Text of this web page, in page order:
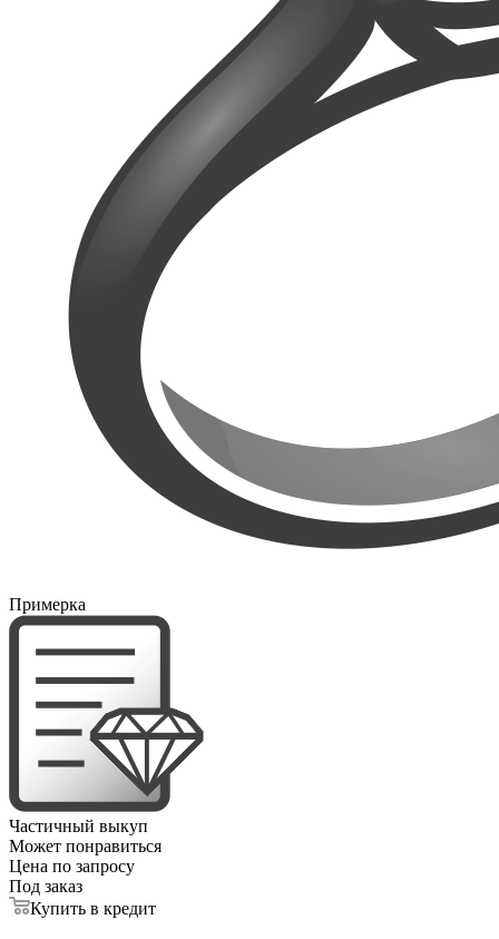
Примерка
Частичный выкуп
Может понравиться
Цена по запросу
Под заказ
Купить в кредит